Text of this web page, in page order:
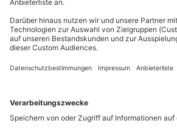
Du möchtest als Firma
Sichere Dir attraktive Firmenkunden
089 / 21 12 90 20
Mo-Fr: 9-17 Uhr
b2b@mydays.de